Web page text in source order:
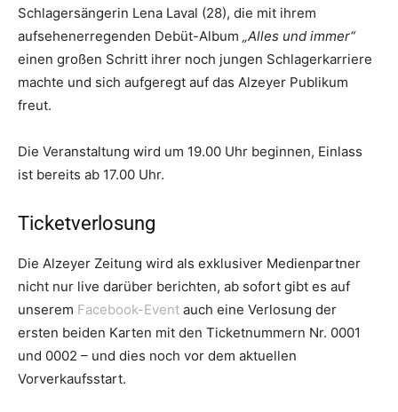
Schlagersängerin Lena Laval (28), die mit ihrem
aufsehenerregenden Debüt-Album „Alles und immer“
einen großen Schritt ihrer noch jungen Schlagerkarriere
machte und sich aufgeregt auf das Alzeyer Publikum
freut.
Die Veranstaltung wird um 19.00 Uhr beginnen, Einlass
ist bereits ab 17.00 Uhr.
Ticketverlosung
Die Alzeyer Zeitung wird als exklusiver Medienpartner
nicht nur live darüber berichten, ab sofort gibt es auf
unserem Facebook-Event auch eine Verlosung der
ersten beiden Karten mit den Ticketnummern Nr. 0001
und 0002 – und dies noch vor dem aktuellen
Vorverkaufsstart.